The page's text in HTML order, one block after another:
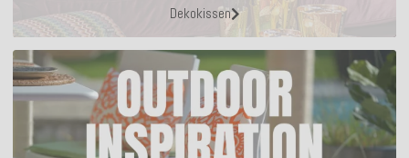
Dekokissen